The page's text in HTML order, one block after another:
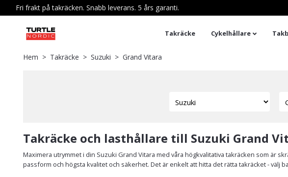
Fri frakt på takräcken. Snabb leverans. 5 års garanti.
Takräcke Cykelhållare
Hem Takräcke Suzuki Grand Vitara
Takräcke och lasthållare till Suzuki Grand
Maximera utrymmet i din Suzuki Grand Vitara med våra högkvalitativa takräcken som är
passform och högsta kvalitet och säkerhet. Det är enkelt att hitta det rätta takräcket -